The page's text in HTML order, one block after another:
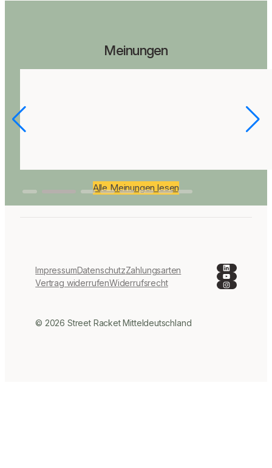
Meinungen
Alle Meinungen lesen
ImpressumDatenschutzZahlungsarten
Vertrag widerrufenWiderrufsrecht
LinkedIn
YouTube
Instagram
© 2026 Street Racket Mitteldeutschland